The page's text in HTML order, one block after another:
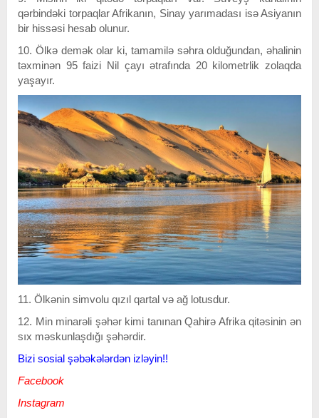
qərbindəki torpaqlar Afrikanın, Sinay yarımadası isə Asiyanın
bir hissəsi hesab olunur.
10. Ölkə demək olar ki, tamamilə səhra olduğundan, əhalinin
təxminən 95 faizi Nil çayı ətrafında 20 kilometrlik zolaqda
yaşayır.
11. Ölkənin simvolu qızıl qartal və ağ lotusdur.
12. Min minarəli şəhər kimi tanınan Qahirə Afrika qitəsinin ən
sıx məskunlaşdığı şəhərdir.
Bizi sosial şəbəkələrdən izləyin!!
Facebook
Instagram